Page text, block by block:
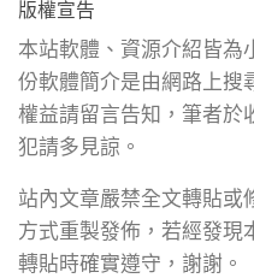
版權宣告
本站軟體、資源介紹皆為
份軟體簡介是由網路上搜
權益請留言告知，筆者於
犯請多見諒。
站內文章嚴禁全文轉貼或
方式重製發佈，若經發現
轉貼時確實遵守，謝謝。